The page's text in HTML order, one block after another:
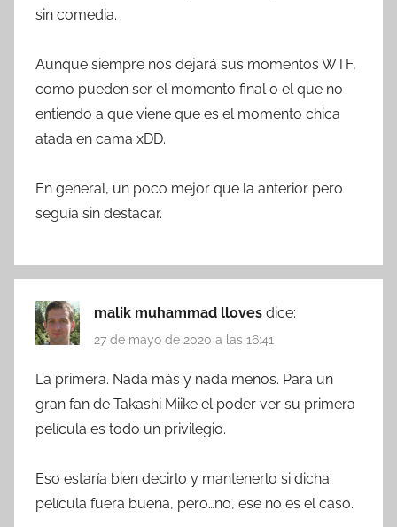
sin comedia.
Aunque siempre nos dejará sus momentos WTF,
como pueden ser el momento final o el que no
entiendo a que viene que es el momento chica
atada en cama xDD.
En general, un poco mejor que la anterior pero
seguía sin destacar.
malik muhammad lloves dice:
27 de mayo de 2020 a las 16:41
La primera. Nada más y nada menos. Para un
gran fan de Takashi Miike el poder ver su primera
película es todo un privilegio.
Eso estaría bien decirlo y mantenerlo si dicha
película fuera buena, pero…no, ese no es el caso.